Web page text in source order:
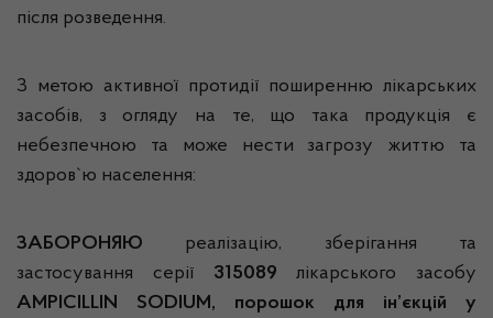
після розведення.
З метою активної протидії поширенню лікарських
засобів, з огляду на те, що така продукція є
небезпечною та може нести загрозу життю та
здоров`ю населення:
ЗАБОРОНЯЮ реалізацію, зберігання та
застосування серії 315089 лікарського засобу
AMPICILLIN SODIUM, порошок для ін’єкцій у